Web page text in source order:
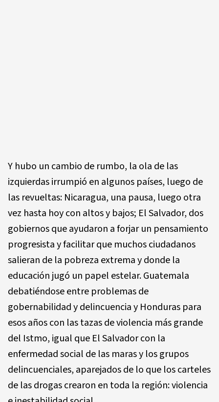
Y hubo un cambio de rumbo, la ola de las
izquierdas irrumpió en algunos países, luego de
las revueltas: Nicaragua, una pausa, luego otra
vez hasta hoy con altos y bajos; El Salvador, dos
gobiernos que ayudaron a forjar un pensamiento
progresista y facilitar que muchos ciudadanos
salieran de la pobreza extrema y donde la
educación jugó un papel estelar. Guatemala
debatiéndose entre problemas de
gobernabilidad y delincuencia y Honduras para
esos años con las tazas de violencia más grande
del Istmo, igual que El Salvador con la
enfermedad social de las maras y los grupos
delincuenciales, aparejados de lo que los carteles
de las drogas crearon en toda la región: violencia